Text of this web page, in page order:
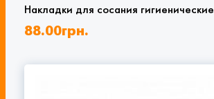
Накладки для сосания гигиенические
88.00грн.